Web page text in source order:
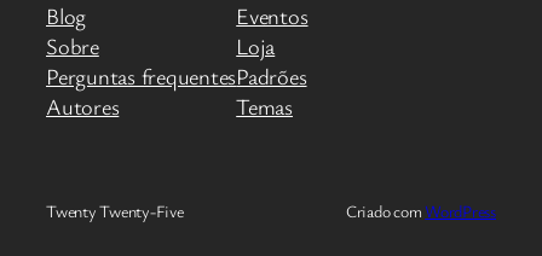
Blog
Sobre
Perguntas frequentes
Autores
Eventos
Loja
Padrões
Temas
Twenty Twenty-Five Criado com WordPress